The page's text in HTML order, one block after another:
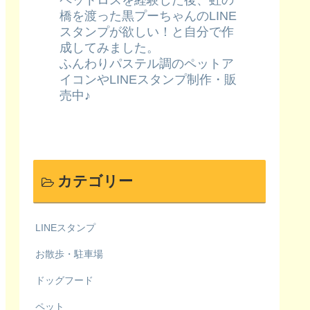
橋を渡った黒プーちゃんのLINE
スタンプが欲しい！と自分で作
成してみました。
ふんわりパステル調のペットア
イコンやLINEスタンプ制作・販
売中♪
カテゴリー
LINEスタンプ
お散歩・駐車場
ドッグフード
ペット